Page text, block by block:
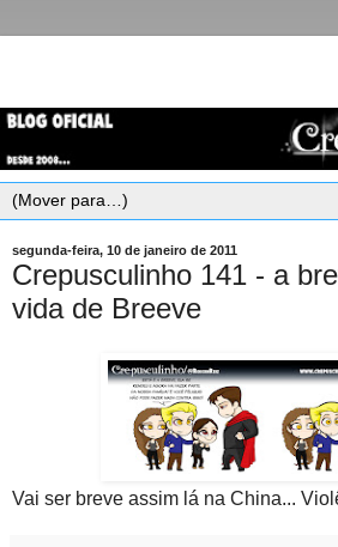
segunda-feira, 10 de janeiro de 2011
Crepusculinho 141 - a
vida de Breeve
Vai ser breve assim lá na China...